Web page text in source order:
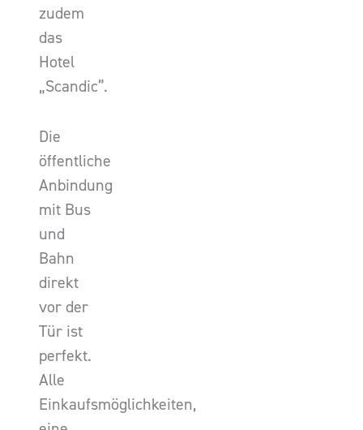
zudem
das
Hotel
„Scandic”.
Die
öffentliche
Anbindung
mit Bus
und
Bahn
direkt
vor der
Tür ist
perfekt.
Alle
Einkaufsmöglichkeiten,